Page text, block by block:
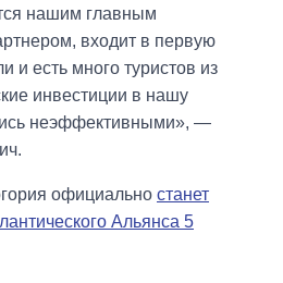
нашим главным
входит в первую
и есть много туристов из
инвестиции в нашу
неэффективными», —
официально станет
Альянса 5